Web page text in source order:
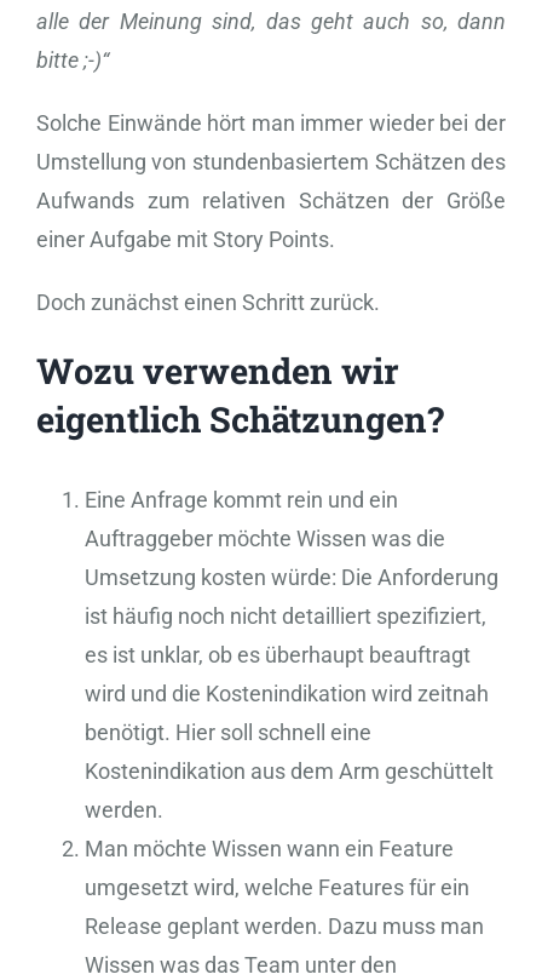
alle der Meinung sind, das geht auch so, dann
bitte ;-)“
Solche Einwände hört man immer wieder bei der
Umstellung von stundenbasiertem Schätzen des
Aufwands zum relativen Schätzen der Größe
einer Aufgabe mit Story Points.
Doch zunächst einen Schritt zurück.
Wozu verwenden wir
eigentlich Schätzungen?
Eine Anfrage kommt rein und ein
Auftraggeber möchte Wissen was die
Umsetzung kosten würde: Die Anforderung
ist häufig noch nicht detailliert spezifiziert,
es ist unklar, ob es überhaupt beauftragt
wird und die Kostenindikation wird zeitnah
benötigt. Hier soll schnell eine
Kostenindikation aus dem Arm geschüttelt
werden.
Man möchte Wissen wann ein Feature
umgesetzt wird, welche Features für ein
Release geplant werden. Dazu muss man
Wissen was das Team unter den